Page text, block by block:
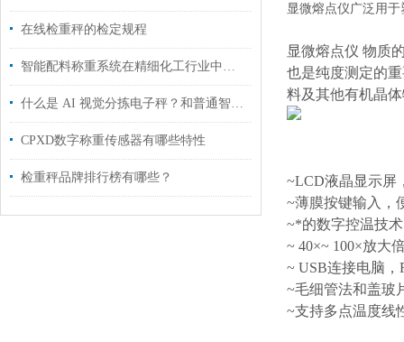
在线检重秤的检定规程
智能配料称重系统在精细化工行业中的应用
什么是 AI 视觉分拣电子秤？和普通智能秤有什么区别？
CPXD数字称重传感器有哪些特性
检重秤品牌排行榜有哪些？
显微熔点仪广泛用
显微熔点仪 物质
也是纯度测定的
料及其他有机晶
~LCD液晶显示屏
~薄膜按键输入，
~*的数字控温技
~ 40×~ 100×放大
~ USB连接电脑，
~毛细管法和盖玻
~支持多点温度线